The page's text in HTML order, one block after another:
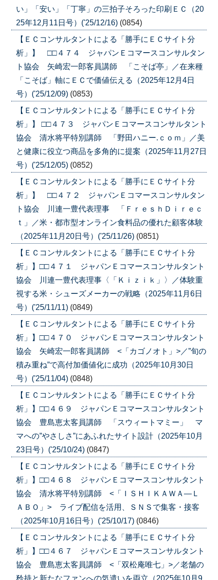
い」「安い」「丁寧」の三拍子そろった印刷ＥＣ（20
25年12月11日号）('25/12/16) (0854)
【ＥＣコンサルタントによる「勝手にＥＣサイト分
析」】 □□４７４ ジャパンＥコマースコンサルタン
ト協会 矢崎宏一郎客員講師 「こそば亭」／在来種
「こそば」軸にＥＣで価値伝える（2025年12月4日
号）('25/12/09) (0853)
【ＥＣコンサルタントによる「勝手にＥＣサイト分
析」】 □□４７３ ジャパンＥコマースコンサルタント
協会 清水将平特別講師 「野田ハニー.ｃｏｍ」／美
と健康に役立つ商品を多角的に提案（2025年11月27日
号）('25/12/05) (0852)
【ＥＣコンサルタントによる「勝手にＥＣサイト分
析」】 □□４７２ ジャパンＥコマースコンサルタン
ト協会 川連一豊代表理事 「ＦｒｅｓｈＤｉｒｅｃ
ｔ」／米・都市型オンライン食料品の優れた顧客体験
（2025年11月20日号）('25/11/26) (0851)
【ＥＣコンサルタントによる「勝手にＥＣサイト分
析」】□□４７１ ジャパンＥコマースコンサルタント
協会 川連一豊代表理事〈「Ｋｉｚｉｋ」〉／体験重
視する米・シューズメーカーの戦略（2025年11月6日
号）('25/11/11) (0849)
【ＥＣコンサルタントによる「勝手にＥＣサイト分
析」】□□４７０ ジャパンＥコマースコンサルタント
協会 矢崎宏一郎客員講師 <「カゴノオト」>／”旬の
積み重ね”で高付加価値化に成功（2025年10月30日
号）('25/11/04) (0848)
【ＥＣコンサルタントによる「勝手にＥＣサイト分
析」】□□４６９ ジャパンＥコマースコンサルタント
協会 豊島恵太客員講師 「スウィートマミー」 マ
マへの”やさしさ”にあふれたサイト設計（2025年10月
23日号）('25/10/24) (0847)
【ＥＣコンサルタントによる「勝手にＥＣサイト分
析」】□□４６８ ジャパンＥコマースコンサルタント
協会 清水将平特別講師 <「ＩＳＨＩＫＡＷＡ―Ｌ
ＡＢＯ」> ライブ配信を活用、ＳＮＳで集客・接客
（2025年10月16日号）('25/10/17) (0846)
【ＥＣコンサルタントによる「勝手にＥＣサイト分
析」】□□４６７ ジャパンＥコマースコンサルタント
協会 豊島恵太客員講師 <「双松庵唯七」>／老舗の
矜持と新たなファンへの気遣いを両立（2025年10月9